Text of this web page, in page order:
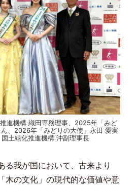
進機構 織田専務理事、2025年「みど
、2026年「みどりの大使」永田 愛実
土緑化推進機構 沖副理事長
る我が国において、古来より
木の文化」の現代的な価値や意